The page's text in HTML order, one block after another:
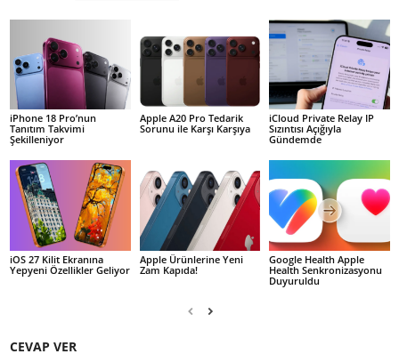
iPhone 18 Pro’nun
Tanıtım Takvimi
Şekilleniyor
Apple A20 Pro Tedarik
Sorunu ile Karşı Karşıya
iCloud Private Relay IP
Sızıntısı Açığıyla
Gündemde
iOS 27 Kilit Ekranına
Yepyeni Özellikler Geliyor
Apple Ürünlerine Yeni
Zam Kapıda!
Google Health Apple
Health Senkronizasyonu
Duyuruldu
CEVAP VER